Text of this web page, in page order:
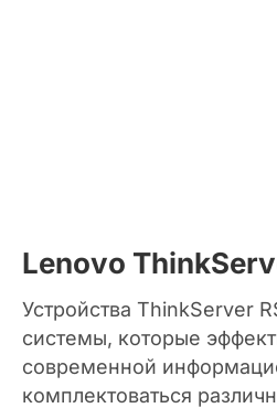
Lenovo
Устройства ThinkServer
системы, которые
современной
комплектоваться